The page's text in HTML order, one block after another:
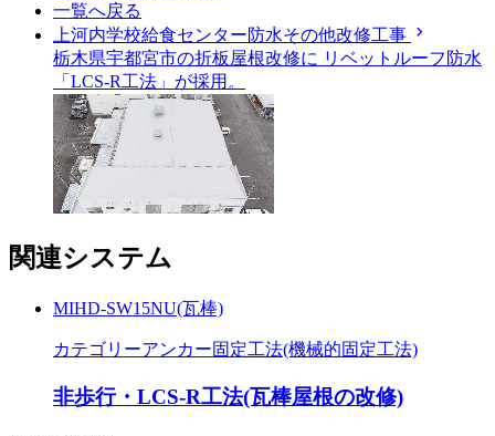
一覧へ戻る
上河内学校給食センター防水その他改修工事 chevron_right
栃木県宇都宮市の折板屋根改修に リベットルーフ防水
「LCS-R工法」が採用。
関連システム
MIHD-SW15NU(瓦棒)
カテゴリーアンカー固定工法(機械的固定工法)
非歩行・LCS-R工法(瓦棒屋根の改修)